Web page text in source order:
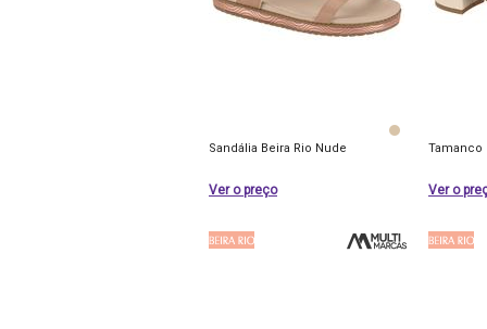
Sandália Beira Rio Nude
Ver o preço
Tamanco
Ver o